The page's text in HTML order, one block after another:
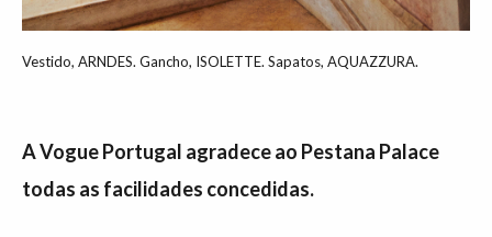
Vestido, ARNDES. Gancho, ISOLETTE. Sapatos, AQUAZZURA.
A Vogue Portugal agradece ao Pestana Palace
todas as facilidades concedidas.